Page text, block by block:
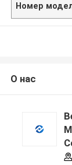
Номер
О нас